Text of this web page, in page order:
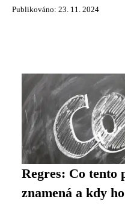
Publikováno: 23. 11. 2024
Regres: Co tento
znamená a kdy